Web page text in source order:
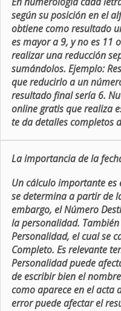
según su posición en el
obtiene como resultado
es mayor a 9, y no es 11
realizar una reducción
sumándolos. Ejemplo:
que reducirlo a un
resultado final sería 6.
online gratis que realiza
te da detalles completos
La importancia de la
Un cálculo importante es
se determina a partir de
embargo, el Número
la personalidad.
Personalidad, el cual se
Completo. Es relevante
Personalidad puede
de escribir bien el
como aparece en el acta
error puede afectar el